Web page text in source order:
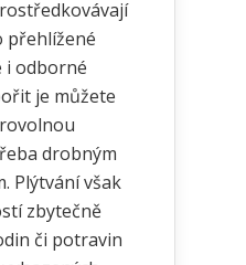
přehlížené
i odborné
je můžete
drobným
Plýtvání však
zbytečně
či potravin